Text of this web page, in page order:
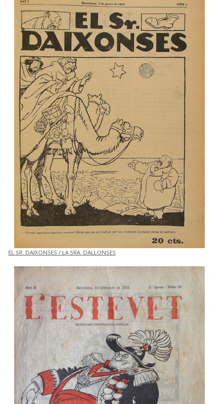
EL SR. DAIXONSES / LA SRA. DALLONSES